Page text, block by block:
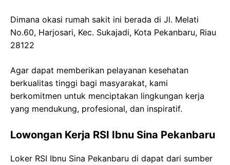
Dimana okasi rumah sakit ini berada di Jl. Melati
No.60, Harjosari, Kec. Sukajadi, Kota Pekanbaru, Riau
28122
Agar dapat memberikan pelayanan kesehatan
berkualitas tinggi bagi masyarakat, kami
berkomitmen untuk menciptakan lingkungan kerja
yang mendukung, profesional, dan inspiratif.
Lowongan Kerja RSI Ibnu Sina Pekanbaru
Loker RSI Ibnu Sina Pekanbaru di dapat dari sumber